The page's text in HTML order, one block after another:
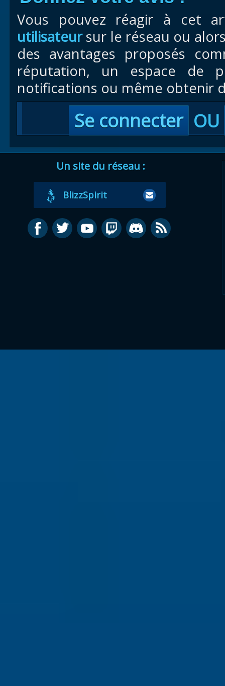
Vous pouvez réagir à cet
utilisateursur le réseau ou
des avantages proposés
réputation, un espace de
notifications ou même obtenir
Se connecter OU
Un site du réseau :
BlizzSpirit